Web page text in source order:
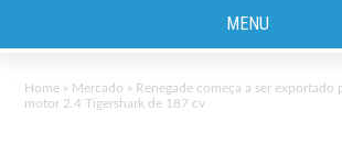
MENU
Home » Mercado » Renegade começa a ser exportado
motor 2.4 Tigershark de 187 cv